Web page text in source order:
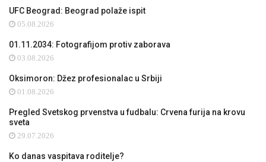
UFC Beograd: Beograd polaže ispit
05.08.2026
01.11.2034: Fotografijom protiv zaborava
03.08.2026
Oksimoron: Džez profesionalac u Srbiji
01.08.2026
Pregled Svetskog prvenstva u fudbalu: Crvena furija na krovu
sveta
29.07.2026
Ko danas vaspitava roditelje?